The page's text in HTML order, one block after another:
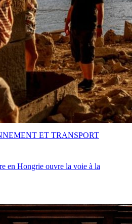
en Hongrie ouvre la voie à la
ET TRANSPORT